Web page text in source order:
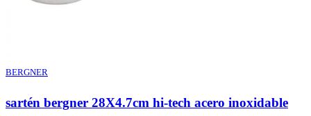
BERGNER
sartén bergner 28X4.7cm hi-tech acero inoxidable